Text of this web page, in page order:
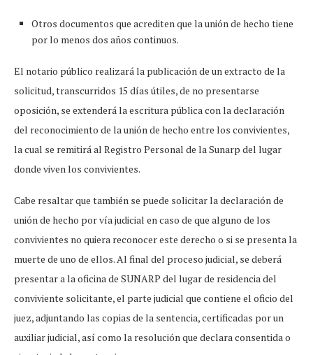
Otros documentos que acrediten que la unión de hecho tiene
por lo menos dos años continuos.
El notario público realizará la publicación de un extracto de la
solicitud, transcurridos 15 días útiles, de no presentarse
oposición, se extenderá la escritura pública con la declaración
del reconocimiento de la unión de hecho entre los convivientes,
la cual se remitirá al Registro Personal de la Sunarp del lugar
donde viven los convivientes.
Cabe resaltar que también se puede solicitar la declaración de
unión de hecho por vía judicial en caso de que alguno de los
convivientes no quiera reconocer este derecho o si se presenta la
muerte de uno de ellos. Al final del proceso judicial, se deberá
presentar a la oficina de SUNARP del lugar de residencia del
conviviente solicitante, el parte judicial que contiene el oficio del
juez, adjuntando las copias de la sentencia, certificadas por un
auxiliar judicial, así como la resolución que declara consentida o